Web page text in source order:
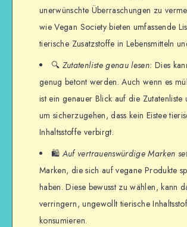
unerwünschte Überraschungen zu
wie Vegan Society bieten umfassende
tierische Zusatzstoffe in Lebensmitteln
🔍 Zutatenliste genau lesen: Dies
genug betont werden. Auch wenn es
ist ein genauer Blick auf die Zutatenliste
um sicherzugehen, dass kein Eistee
Inhaltsstoffe verbirgt.
🛍️ Auf vertrauenswürdige Marken
Marken, die sich auf vegane Produkte
haben. Diese bewusst zu wählen, kann
verringern, ungewollt tierische
konsumieren.